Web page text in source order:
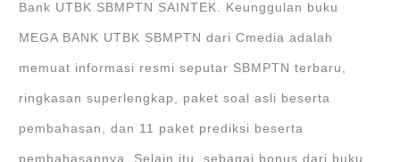
Bank UTBK SBMPTN SAINTEK. Keunggulan buku
MEGA BANK UTBK SBMPTN dari Cmedia adalah
memuat informasi resmi seputar SBMPTN terbaru,
ringkasan superlengkap, paket soal asli beserta
pembahasan, dan 11 paket prediksi beserta
pembahasannya. Selain itu, sebagai bonus dari buku